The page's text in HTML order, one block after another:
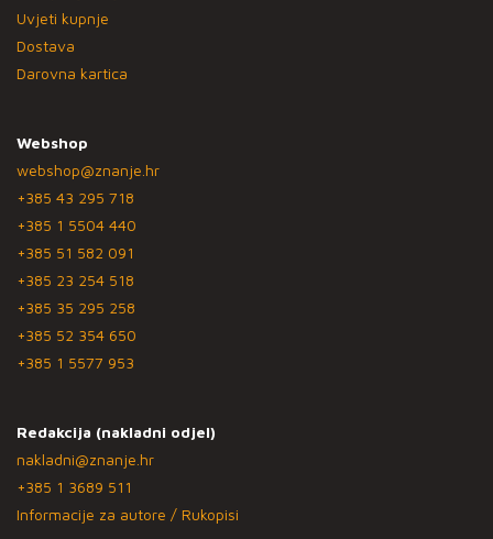
Uvjeti kupnje
Dostava
Darovna kartica
Webshop
webshop@znanje.hr
+385 43 295 718
+385 1 5504 440
+385 51 582 091
+385 23 254 518
+385 35 295 258
+385 52 354 650
+385 1 5577 953
Redakcija (nakladni odjel)
nakladni@znanje.hr
+385 1 3689 511
Informacije za autore / Rukopisi